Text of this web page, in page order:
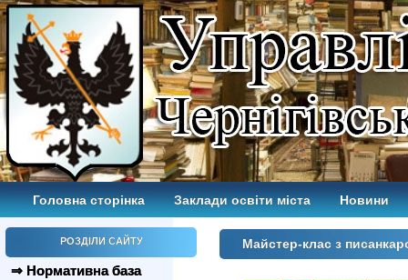
Головна сторінка Заклади освіти міста Новини
РОЗДІЛИ САЙТУ
⇒ Нормативна база
Майстер-клас з